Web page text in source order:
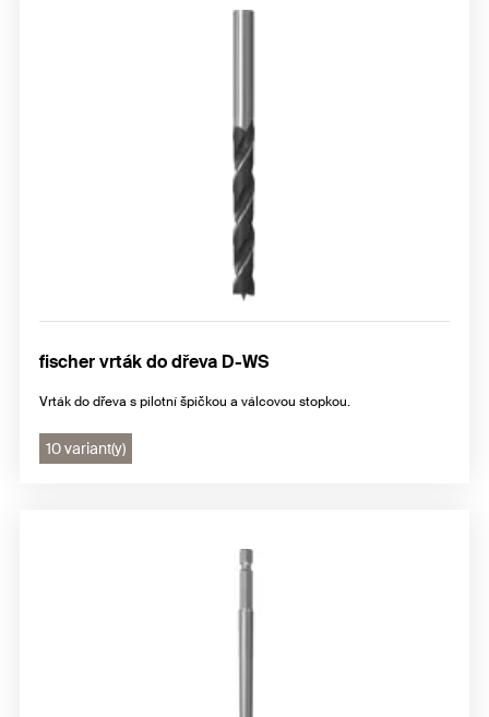
fischer vrták do dřeva D-WS
Vrták do dřeva s pilotní špičkou a válcovou stopkou.
10 variant(y)